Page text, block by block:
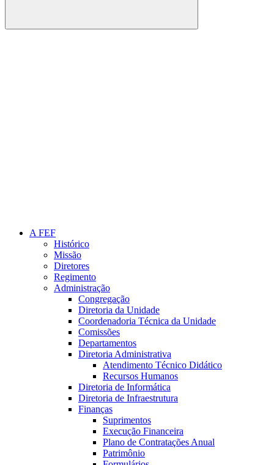
Buscar
A FEF
Histórico
Missão
Diretores
Regimento
Administração
Congregação
Diretoria da Unidade
Coordenadoria Técnica da Unidade
Comissões
Departamentos
Diretoria Administrativa
Atendimento Técnico Didático
Recursos Humanos
Diretoria de Informática
Diretoria de Infraestrutura
Finanças
Suprimentos
Execução Financeira
Plano de Contratações Anual
Patrimônio